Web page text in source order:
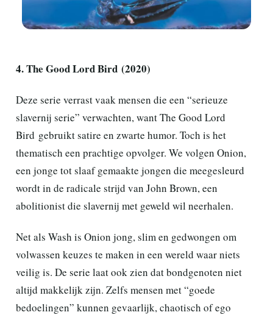
4. The Good Lord Bird (2020)
Deze serie verrast vaak mensen die een “serieuze
slavernij serie” verwachten, want The Good Lord
Bird gebruikt satire en zwarte humor. Toch is het
thematisch een prachtige opvolger. We volgen Onion,
een jonge tot slaaf gemaakte jongen die meegesleurd
wordt in de radicale strijd van John Brown, een
abolitionist die slavernij met geweld wil neerhalen.
Net als Wash is Onion jong, slim en gedwongen om
volwassen keuzes te maken in een wereld waar niets
veilig is. De serie laat ook zien dat bondgenoten niet
altijd makkelijk zijn. Zelfs mensen met “goede
bedoelingen” kunnen gevaarlijk, chaotisch of ego